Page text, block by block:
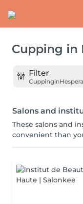
Cupping in
Filter
Cuppingin
Salons and
These salons and
convenient than